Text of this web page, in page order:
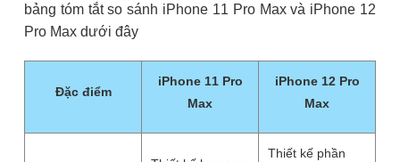
bảng tóm tắt so sánh iPhone 11 Pro Max và iPhone 12
Pro Max dưới đây
Đặc điểm
iPhone 11 Pro
Max
iPhone 12 Pro
Max
Thiết kế phần